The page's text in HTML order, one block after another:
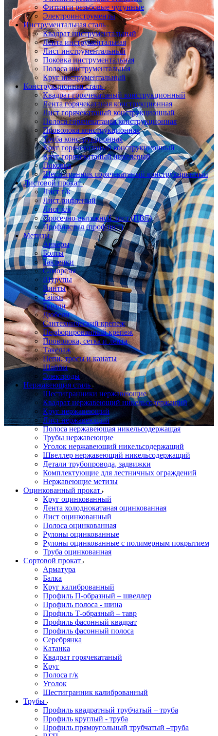
Фитинги резьбовые чугунные
Электроинструменты
Инструментальная сталь
Квадрат инструментальный
Лента инструментальная
Лист инструментальный
Поковка инструментальная
Полоса инструментальная
Круг инструментальный
Конструкционная сталь
Квадрат горячекатаный конструкционный
Лента горячекатаная конструкционная
Лист горячекатаный конструкционный
Полоса горячекатаная конструкционная
Проволока конструкционная
Труба конструкционная
Круг горячекатаный конструкционный
Круг горячекатаный никелевый
Поковка
Шестигранник горячекатаный конструкционный
Листовой прокат
Лист г/к
Лист рифленый
Лист х/к
Просечно-вытяжной лист (ПВЛ)
Профнастил (профлист)
Метизы
Анкеры
Болты
Заклепки
Саморезы
Шурупы
Винты
Гайки
Гвозди
Дюбели
Сантехнический крепеж
Перфорированный крепеж
Проволока, сетка и лента
Такелаж
Цепи, тросы и канаты
Шайбы
Электроды
Нержавеющая сталь
Шестигранники нержавеющие
Квадрат нержавеющий никельсодержащий
Круг нержавеющий
Лист нержавеющий
Полоса нержавеющая никельсодержащая
Трубы нержавеющие
Уголок нержавеющий никельсодержащий
Швеллер нержавеющий никельсодержащий
Детали трубопровода, задвижки
Комплектующие для лестничных ограждений
Нержавеющие метизы
Оцинкованный прокат
Круг оцинкованный
Лента холоднокатаная оцинкованная
Лист оцинкованный
Полоса оцинкованная
Рулоны оцинкованные
Рулоны оцинкованные с полимерным покрытием
Труба оцинкованная
Сортовой прокат
Арматура
Балка
Круг калиброванный
Профиль П-образный – швеллер
Профиль полоса - шина
Профиль Т-образный – тавр
Профиль фасонный квадрат
Профиль фасонный полоса
Серебрянка
Катанка
Квадрат горячекатаный
Круг
Полоса г/к
Уголок
Шестигранник калиброванный
Трубы
Профиль квадратный трубчатый – труба
Профиль круглый - труба
Профиль прямоугольный трубчатый –труба